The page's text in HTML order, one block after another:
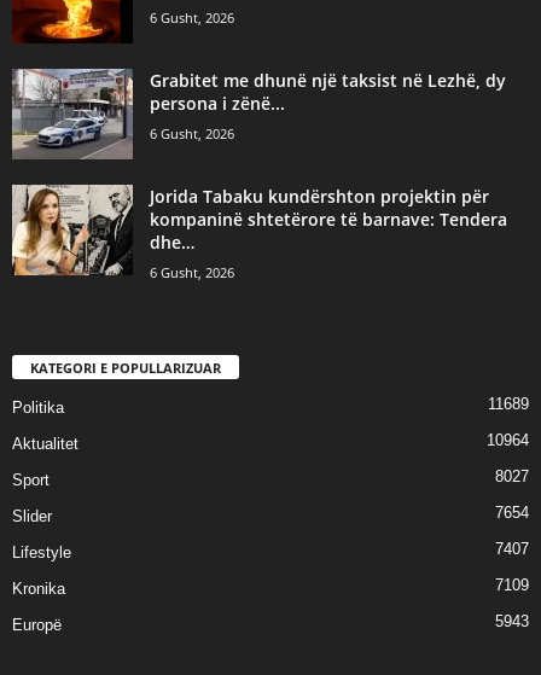
6 Gusht, 2026
Grabitet me dhunë një taksist në Lezhë, dy
persona i zënë...
6 Gusht, 2026
Jorida Tabaku kundërshton projektin për
kompaninë shtetërore të barnave: Tendera
dhe…
6 Gusht, 2026
KATEGORI E POPULLARIZUAR
Politika 11689
Aktualitet 10964
Sport 8027
Slider 7654
Lifestyle 7407
Kronika 7109
Europë 5943